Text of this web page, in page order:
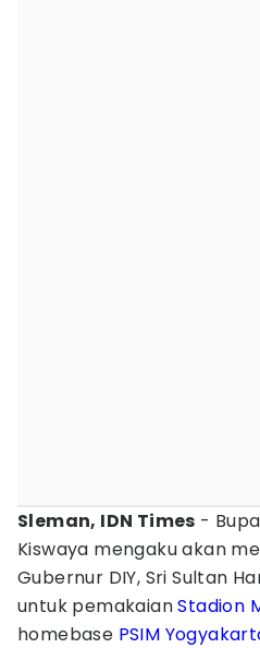
Sleman, IDN Times -
Kiswaya mengaku akan
Gubernur DIY, Sri Sultan
untuk pemakaianStadion
homebase PSIM